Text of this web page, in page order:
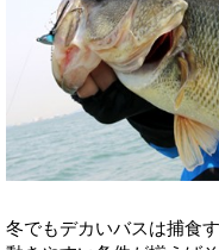
冬でもデカいバスは捕食